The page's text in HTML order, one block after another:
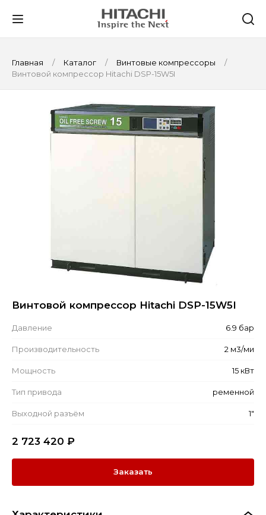
Главная Каталог
Винтовые компрессоры
Винтовой компрессор Hitachi DSP-15W5I
Винтовой компрессор Hitachi DSP-15W5I
Давление 6.9 бар
Производительность 2 м3/ми
Мощность 15 кВт
Тип привода ременной
Выходной разъём 1"
2 723 420 ₽
Заказать